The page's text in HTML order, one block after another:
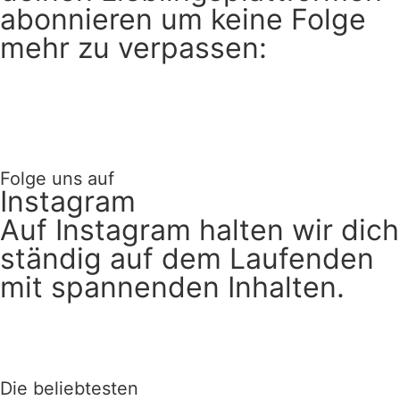
abonnieren um keine Folge
mehr zu verpassen:
Folge uns auf
Instagram
Auf Instagram halten wir dich
ständig auf dem Laufenden
mit spannenden Inhalten.
Die beliebtesten